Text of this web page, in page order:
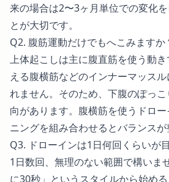
来の場合は2〜3ヶ月単位での変化
とが大切です。
Q2. 腹筋運動だけでもへこみますか
上体起こしは主に腹直筋を使う動
える腹横筋などのインナーマッス
れません。そのため、下腹のぽっ
向があります。腹横筋を使うドロ
ニングを組み合わせるとバランスが
Q3. ドローインは1日何回くらいが
1日数回、無理のない範囲で構いま
に30秒」というスタイルから始め